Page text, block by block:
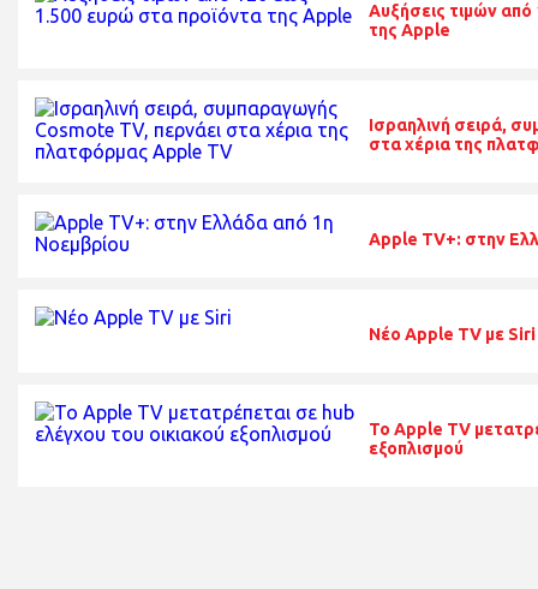
Αυξήσεις τιμών
της Apple
Ισραηλινή σειρά,
στα χέρια της
Apple TV+: στην
Νέο Apple TV με Siri
Το Apple TV
εξοπλισμού